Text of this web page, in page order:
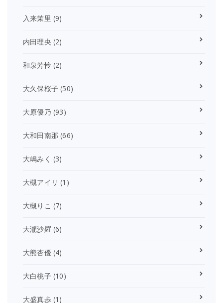
入来茉里 (9)
内田理央 (2)
和泉芳怜 (2)
大久保桜子 (50)
大原優乃 (93)
大和田南那 (66)
大嶋みく (3)
大槻アイリ (1)
大槻りこ (7)
大瀧沙羅 (6)
大熊杏優(4)
大白桃子(10)
大盛真歩(1)